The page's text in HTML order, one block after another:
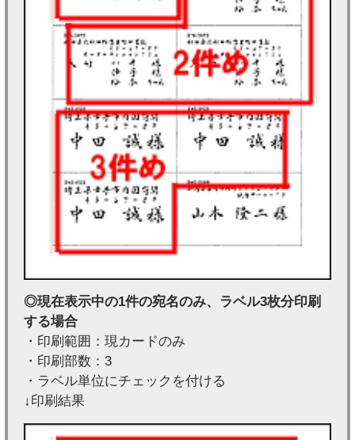
◎現在表示中の1件の宛名のみ、ラベル3枚分印刷
する場合
・印刷範囲：現カードのみ
・印刷部数：3
・ラベル単位にチェックを付ける
↓印刷結果